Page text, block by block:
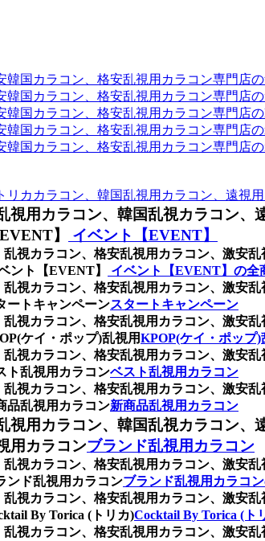
国カラコン、格安乱視用カラコン専門店の
国カラコン、格安乱視用カラコン専門店の
国カラコン、格安乱視用カラコン専門店
国カラコン、格安乱視用カラコン専門店
国カラコン、格安乱視用カラコン専門店の
カカラコン、韓国乱視用カラコン、遠視
用カラコン、韓国乱視カラコン
】
イベント【EVENT】
視カラコン、格安乱視用カラコン、激安
ント【EVENT】
イベント【EVENT】の全
視カラコン、格安乱視用カラコン、激安
ートキャンペーンスタートキャンペーン
視カラコン、格安乱視用カラコン、激安
ケイ・ポップ)乱視用KPOP(ケイ・ポップ)
視カラコン、格安乱視用カラコン、激安
ト乱視用カラコンベスト乱視用カラコン
視カラコン、格安乱視用カラコン、激安
品乱視用カラコン新商品乱視用カラコン
用カラコン、韓国乱視カラコン
用カラコンブランド乱視用カラコン
視カラコン、格安乱視用カラコン、激安
ンド乱視用カラコンブランド乱視用カラコ
視カラコン、格安乱視用カラコン、激安
By Torica (トリカ)Cocktail By Torica (ト
視カラコン、格安乱視用カラコン、激安